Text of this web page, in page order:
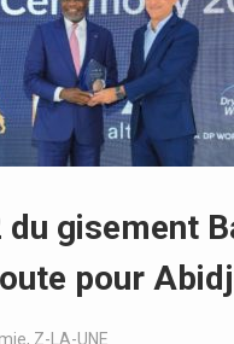
gisement
pour
, Z-LA-UNE